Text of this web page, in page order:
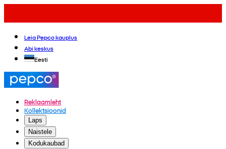
Leia Pepco kauplus
Abi keskus
Eesti
Reklaamleht
Kollektsioonid
Laps
Naistele
Kodukaubad